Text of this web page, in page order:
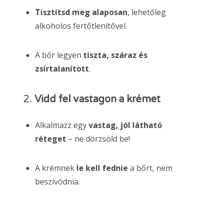
Tisztítsd meg alaposan, lehetőleg
alkoholos fertőtlenítővel.
A bőr legyen tiszta, száraz és
zsírtalanított.
2. Vidd fel vastagon a krémet
Alkalmazz egyvastag, jól látható
réteget – ne dörzsöld be!
A krémnek le kell fednie a bőrt, nem
beszívódnia.